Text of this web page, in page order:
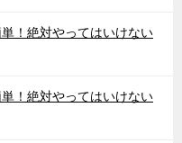
！絶対やってはいけない
！絶対やってはいけない